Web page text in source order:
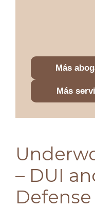
Más
Más
– DUI
Defense